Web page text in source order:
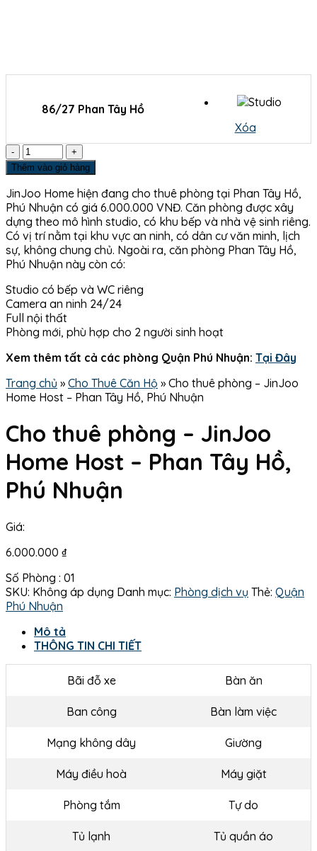
86/27 Phan Tây Hồ
Xóa
Số
lượng
Thêm vào giỏ hàng
JinJoo Home hiện đang cho thuê phòng tại Phan Tây Hồ,
Phú Nhuận có giá 6.000.000 VNĐ. Căn phòng được xây
dựng theo mô hình studio, có khu bếp và nhà vệ sinh riêng.
Có vị trí nằm tại khu vực an ninh, có dân cư văn minh, lịch
sự, không chung chủ. Ngoài ra, căn phòng Phan Tây Hồ,
Phú Nhuận này còn có:
Studio có bếp và WC riêng
Camera an ninh 24/24
Full nội thất
Phòng mới, phù hợp cho 2 người sinh hoạt
Xem thêm tất cả các phòng Quận Phú Nhuận: Tại Đây
Trang chủ » Cho Thuê Căn Hộ » Cho thuê phòng – JinJoo
Home Host – Phan Tây Hồ, Phú Nhuận
Cho thuê phòng – JinJoo
Home Host – Phan Tây Hồ,
Phú Nhuận
Giá:
6.000.000 ₫
Số Phòng : 01
SKU: Không áp dụng Danh mục: Phòng dịch vụ Thẻ: Quận
Phú Nhuận
Mô tả
THÔNG TIN CHI TIẾT
Bãi đỗ xe Bàn ăn
Ban công Bàn làm việc
Mạng không dây Giường
Máy điều hoà Máy giặt
Phòng tắm Tự do
Tủ lạnh Tủ quần áo